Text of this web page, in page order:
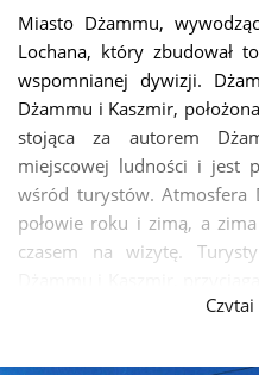
Miasto Dżammu,
Lochana, który zbudował
wspomnianej dywizji.
Dżammu i Kaszmir,
stojąca za autorem
miejscowej ludności i jest
wśród turystów. Atmosfera
połowie roku i zimą, a
czasem na wizytę.
na słynną świątynię Vaishno